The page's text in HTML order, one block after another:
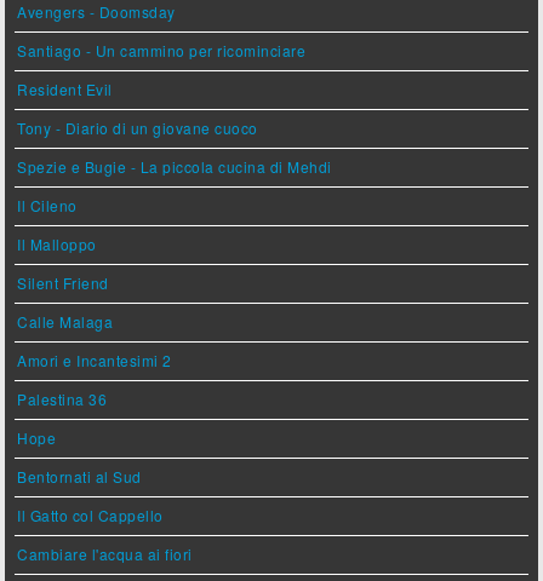
Avengers - Doomsday
Santiago - Un cammino per ricominciare
Resident Evil
Tony - Diario di un giovane cuoco
Spezie e Bugie - La piccola cucina di Mehdi
Il Cileno
Il Malloppo
Silent Friend
Calle Malaga
Amori e Incantesimi 2
Palestina 36
Hope
Bentornati al Sud
Il Gatto col Cappello
Cambiare l'acqua ai fiori